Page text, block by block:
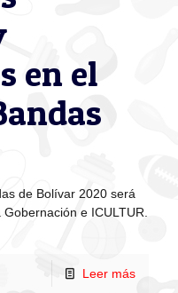
en el
de Bolívar 2020 será
e ICULTUR.
Leer más